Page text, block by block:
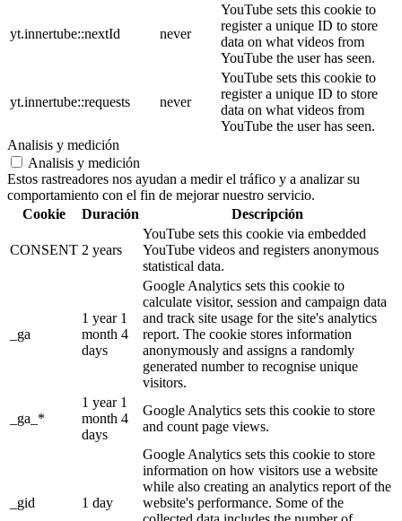
yt.innertube::nextId never
YouTube sets this cookie to
register a unique ID to store
data on what videos from
YouTube the user has seen.
yt.innertube::requests never
YouTube sets this cookie to
register a unique ID to store
data on what videos from
YouTube the user has seen.
Analisis y medición
Analisis y medición
Estos rastreadores nos ayudan a medir el tráfico y a analizar su
comportamiento con el fin de mejorar nuestro servicio.
Cookie
Duración Descripción
CONSENT 2 years
YouTube sets this cookie via embedded
YouTube videos and registers anonymous
statistical data.
_ga
1 year 1
month 4
days
Google Analytics sets this cookie to
calculate visitor, session and campaign data
and track site usage for the site's analytics
report. The cookie stores information
anonymously and assigns a randomly
generated number to recognise unique
visitors.
_ga_*
1 year 1
month 4
days
Google Analytics sets this cookie to store
and count page views.
_gid 1 day
Google Analytics sets this cookie to store
information on how visitors use a website
while also creating an analytics report of the
website's performance. Some of the